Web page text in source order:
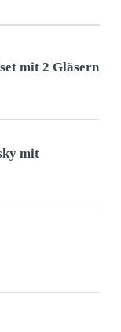
mit 2 Gläsern
mit